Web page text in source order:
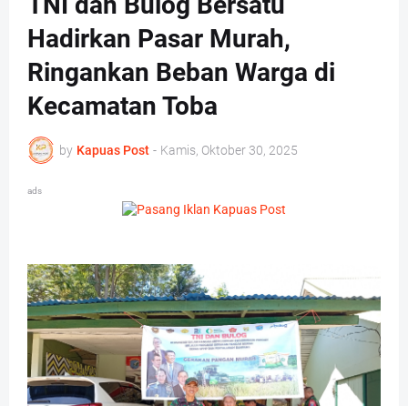
Hadirkan Pasar Murah,
Ringankan Beban Warga di
Kecamatan Toba
by Kapuas Post - Kamis, Oktober 30, 2025
ads